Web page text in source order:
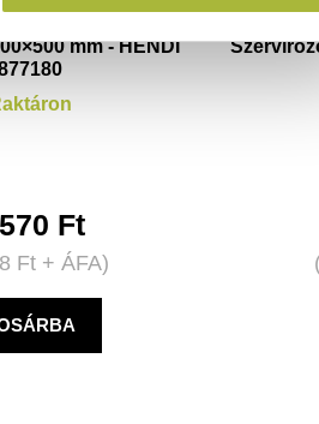
mm - HENDI
Ft
Ft + ÁFA)